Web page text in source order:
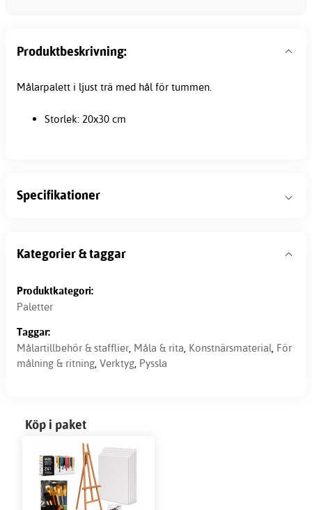
Produktbeskrivning:
Målarpalett i ljust trä med hål för tummen.
Storlek: 20x30 cm
Specifikationer
Kategorier & taggar
Produktkategori:
Paletter
Taggar:
Målartillbehör & stafflier, Måla & rita, Konstnärsmaterial, För
målning & ritning, Verktyg, Pyssla
Köp i paket